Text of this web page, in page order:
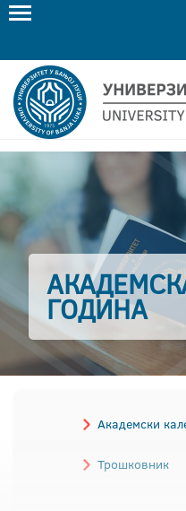
ГОДИНА
Академски
Трошковник